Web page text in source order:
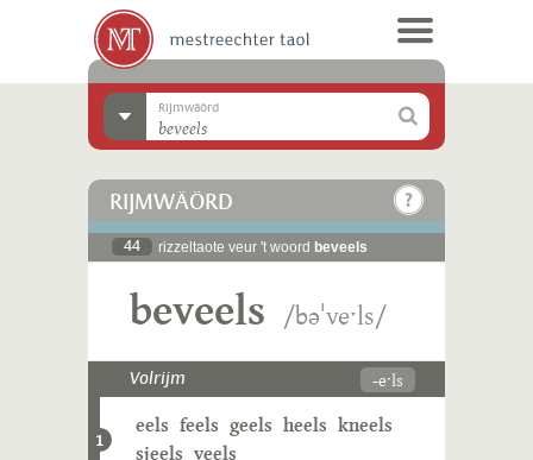
Rijmwäörd
RIJMWÄÖRD
44 rizzeltaote veur 't woord beveels
beveels /bəˈveˑls/
Volrijm -eˑls
1
eels feels geels heels kneels
sjeels veels